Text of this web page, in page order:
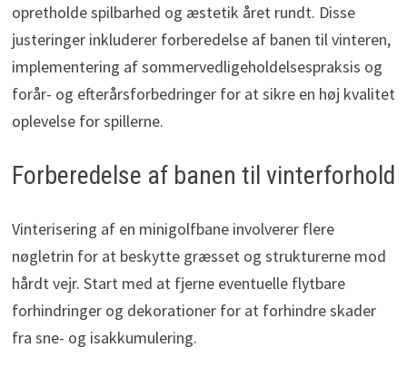
opretholde spilbarhed og æstetik året rundt. Disse
justeringer inkluderer forberedelse af banen til vinteren,
implementering af sommervedligeholdelsespraksis og
forår- og efterårsforbedringer for at sikre en høj kvalitet
oplevelse for spillerne.
Forberedelse af banen til vinterforhold
Vinterisering af en minigolfbane involverer flere
nøgletrin for at beskytte græsset og strukturerne mod
hårdt vejr. Start med at fjerne eventuelle flytbare
forhindringer og dekorationer for at forhindre skader
fra sne- og isakkumulering.